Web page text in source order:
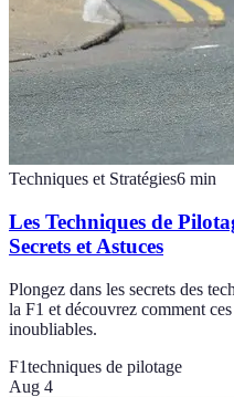
Techniques et Stratégies6 min
Les Techniques de
Secrets et Astuces
Plongez dans les secrets des
la F1 et découvrez comment
inoubliables.
F1techniques de pilotage
Aug 4